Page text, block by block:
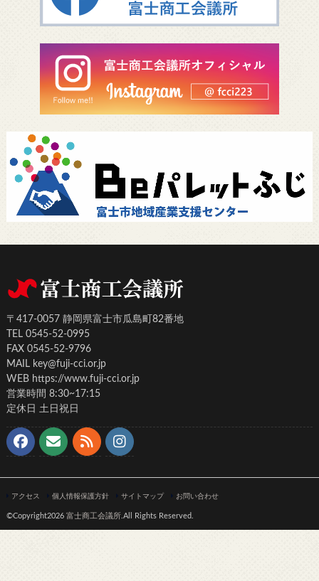
〒417-0057 静岡県富士市瓜島町82番地
TEL 0545-52-0995
FAX 0545-52-9796
MAIL key@fuji-cci.or.jp
WEB https://www.fuji-cci.or.jp
営業時間 8:30~17:15
定休日 土日祝日
アクセス 個人情報保護方針 サイトマップ お問い合わせ
©Copyright2026 富士商工会議所.All Rights Reserved.